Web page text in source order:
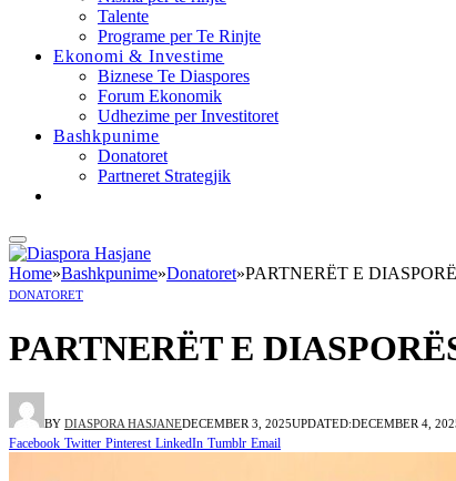
Talente
Programe per Te Rinjte
Ekonomi & Investime
Biznese Te Diaspores
Forum Ekonomik
Udhezime per Investitoret
Bashkpunime
Donatoret
Partneret Strategjik
Home»Bashkpunime»Donatoret»PARTNERËT E
DONATORET
PARTNERËT E
BY DIASPORA HASJANEDECEMBER 3, 2025UPDATED:DECEMBER 4,
Facebook Twitter Pinterest LinkedIn Tumblr Email